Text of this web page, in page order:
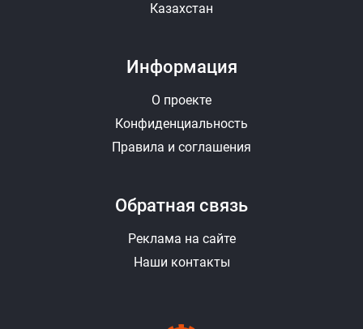
Казахстан
Информация
О проекте
Конфиденциальность
Правила и соглашения
Обратная связь
Реклама на сайте
Наши контакты